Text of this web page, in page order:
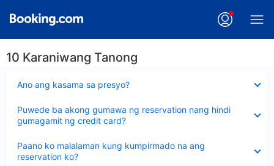
10 Karaniwang Tanong
Ano ang kasama sa presyo?
ang
Puwede ba akong gumawa ng reservation nang hindi
gumagamit ng credit card?
ang
sagot
Paano ko malalaman kung kumpirmado na ang
reservation ko?
ang
sagot